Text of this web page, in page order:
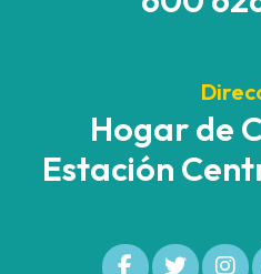
Hogar de
Estación